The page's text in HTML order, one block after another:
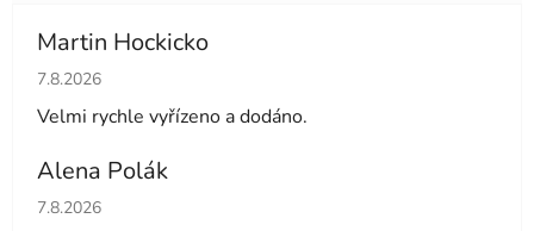
Martin Hockicko
Hodnocení obchodu je 5 z 5 hvězdiček.
7.8.2026
Velmi rychle vyřízeno a dodáno.
Alena Polák
Hodnocení obchodu je 5 z 5 hvězdiček.
7.8.2026